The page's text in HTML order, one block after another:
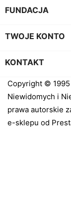
FUNDACJA
TWOJE KONTO
KONTAKT
Copyright © 1995
Niewidomych i
prawa autorskie
e-sklepu od